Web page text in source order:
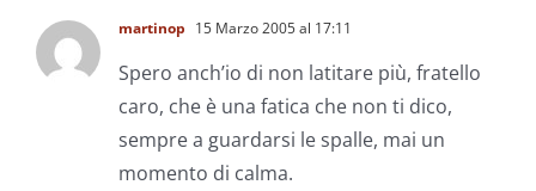
martinop 15 Marzo 2005 al 17:11
Spero anch’io di non latitare più, fratello
caro, che è una fatica che non ti dico,
sempre a guardarsi le spalle, mai un
momento di calma.